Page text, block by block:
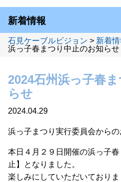
新着情報
石見ケーブルビジョン > 新着情
浜っ子春まつり中止のお知らせ
2024石州浜っ子春
らせ
2024.04.29
浜っ子まつり実行委員会から
本日４月２９日開催の浜っ子
止】となりました。
楽しみにしていただいており